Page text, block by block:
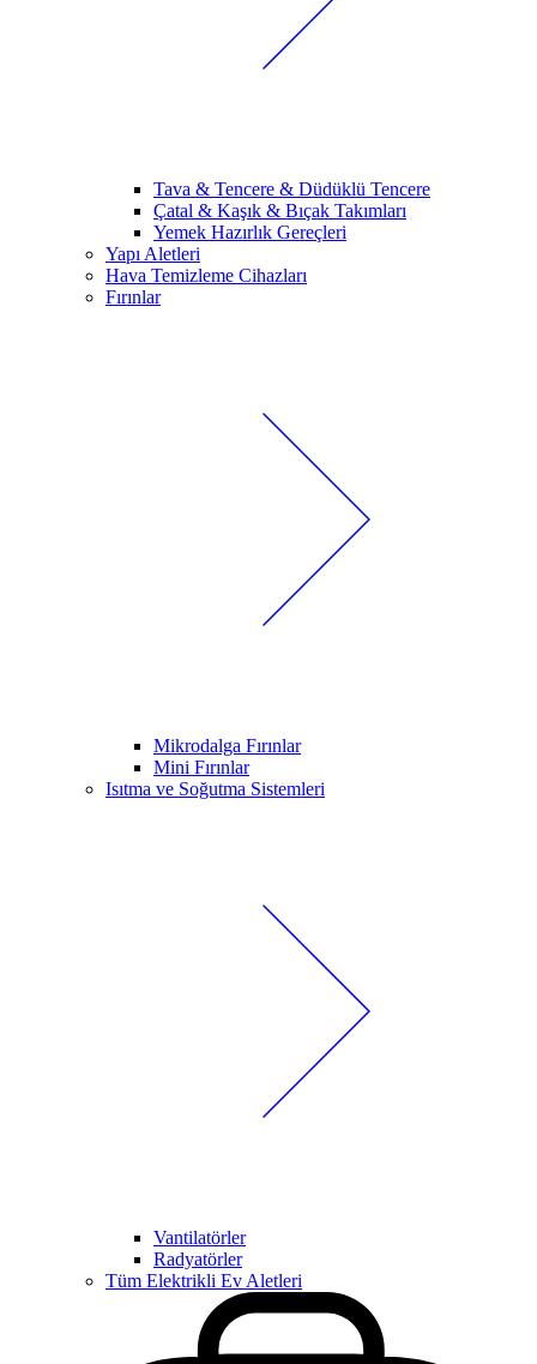
Tava & Tencere & Düdüklü Tencere
Çatal & Kaşık & Bıçak Takımları
Yemek Hazırlık Gereçleri
Yapı Aletleri
Hava Temizleme Cihazları
Fırınlar
Mikrodalga Fırınlar
Mini Fırınlar
Isıtma ve Soğutma Sistemleri
Vantilatörler
Radyatörler
Tüm Elektrikli Ev Aletleri